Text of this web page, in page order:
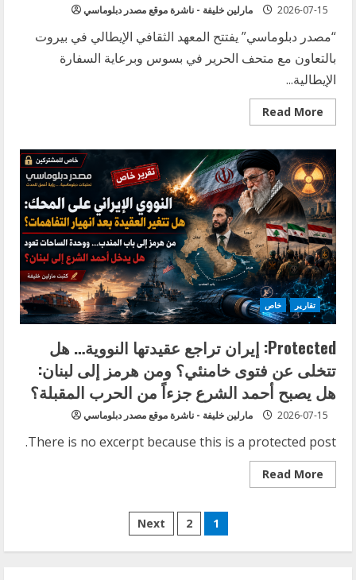
مارلين خليفة - ناشرة موقع مصدر دبلوماسي 2026-07-15
“مصدر دبلوماسي” يفتتح المعهد الثقافي الإيطالي في بيروت
بالتعاون مع متحف الحرير في بسوس وبرعاية السفارة
الإيطالية...
Read More
Read
more
والغبار”…
عمل
فني
إيطالي
في
لبنان
يحيي
الذكرى
المئوية
الثامنة
لوفاة
القديس
فرنسيس
الأسيزي تقارير خاص
Protected: إيران تراجع عقيدتها النووية… هل
تتخلى عن فتوى خامنئي؟ ومن هرمز إلى لبنان:
هل يصبح أحمد الشرع جزءاً من الحرب المقبلة؟
مارلين خليفة - ناشرة موقع مصدر دبلوماسي 2026-07-15
There is no excerpt because this is a protected post.
Read More
Read
more
النووية…
Posts
pagination
1
2
Next